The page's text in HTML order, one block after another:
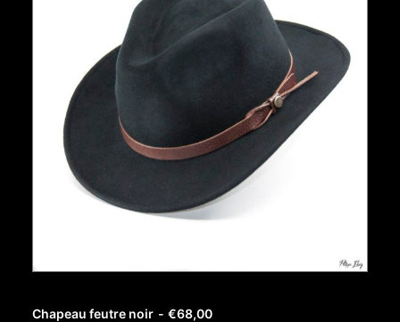
AJOUTER AU PANIER
Chapeau feutre noir €68,00